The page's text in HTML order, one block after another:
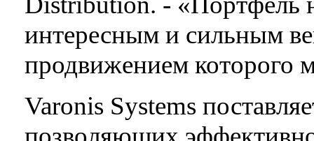
интересным и сильным
продвижением которого
Varonis Systems